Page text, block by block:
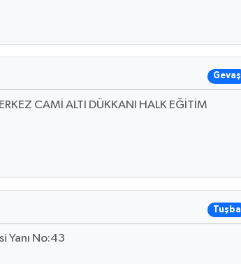
Gevaş
CAMİ ALTI DÜKKANI HALK EĞİTİM
Tuşba
Yanı No:43